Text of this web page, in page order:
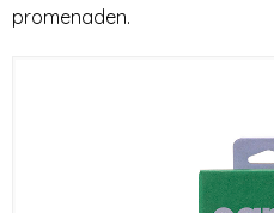
promenaden.